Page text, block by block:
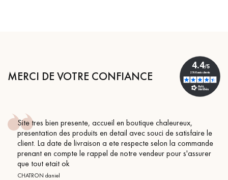
MERCI DE VOTRE CONFIANCE
Site tres bien presente, accueil en boutique chaleureux,
presentation des produits en detail avec souci de satisfaire le
client. La date de livraison a ete respecte selon la commande
prenant en compte le rappel de notre vendeur pour s'assurer
que tout etait ok
CHATRON daniel